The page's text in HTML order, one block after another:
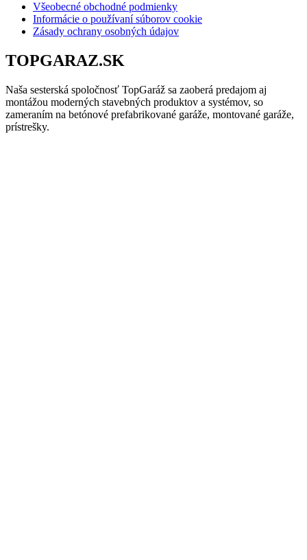
Všeobecné obchodné podmienky
Informácie o používaní súborov cookie
Zásady ochrany osobných údajov
TOPGARAZ.SK
Naša sesterská spoločnosť TopGaráž sa zaoberá predajom aj
montážou moderných stavebných produktov a systémov, so
zameraním na betónové prefabrikované garáže, montované garáže,
prístrešky.